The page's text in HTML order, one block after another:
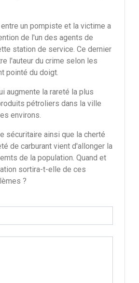
un pompiste et la victime a
de l'un des agents de
station de service. Ce dernier
l'auteur du crime selon les
pointé du doigt.
augmente la rareté la plus
pétroliers dans la ville
environs.
sécuritaire ainsi que la cherté
de carburant vient d'allonger la
de la population. Quand et
sortira-t-elle de ces
?